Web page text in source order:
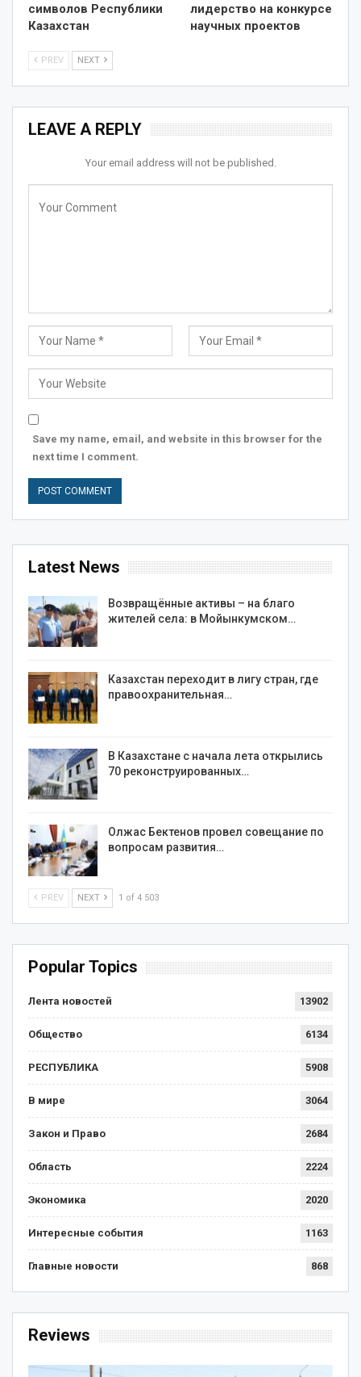
символов Республики
Казахстан
лидерство на конкурсе
научных проектов
PREV NEXT
LEAVE A REPLY
Your email address will not be published.
Save my name, email, and website in this browser for the
next time I comment.
Latest News
Возвращённые активы – на благо
жителей села: в Мойынкумском…
Казахстан переходит в лигу стран, где
правоохранительная…
В Казахстане с начала лета открылись
70 реконструированных…
Олжас Бектенов провел совещание по
вопросам развития…
PREV NEXT 1 of 4 503
Popular Topics
Лента новостей 13902
Общество 6134
РЕСПУБЛИКА 5908
В мире 3064
Закон и Право 2684
Область 2224
Экономика 2020
Интересные события 1163
Главные новости 868
Reviews